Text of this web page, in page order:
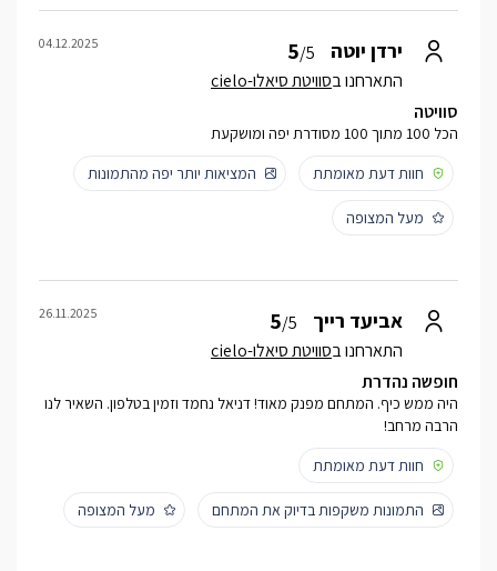
ירדן יוטה 5/5
התארחנו בסוויטת סיאלו-cielo
04.12.2025
סוויטה
הכל 100 מתוך 100 מסודרת יפה ומושקעת
חוות דעת מאומתת
המציאות יותר יפה מהתמונות
מעל המצופה
אביעד רייך 5/5
התארחנו בסוויטת סיאלו-cielo
26.11.2025
חופשה נהדרת
היה ממש כיף. המתחם מפנק מאוד! דניאל נחמד וזמין בטלפון. השאיר לנו
הרבה מרחב!
חוות דעת מאומתת
התמונות משקפות בדיוק את המתחם מעל המצופה